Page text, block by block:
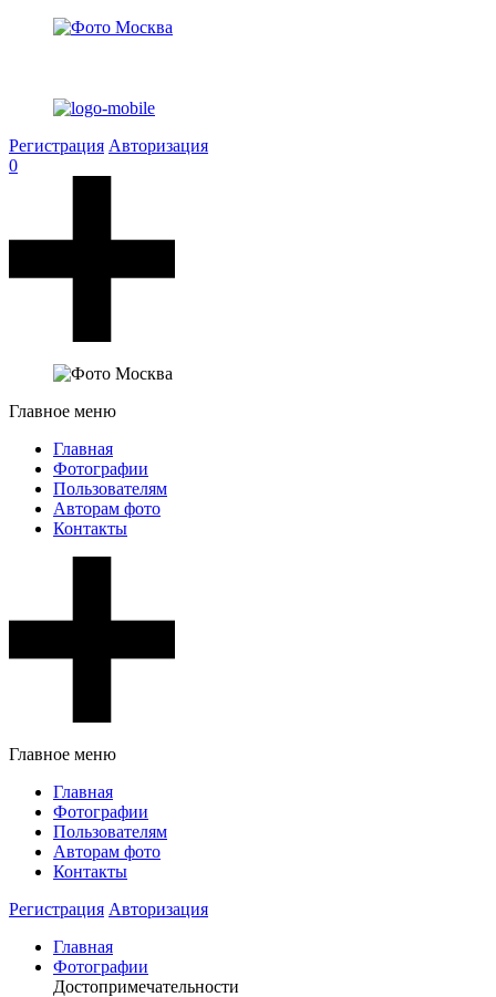
Регистрация Авторизация
0
Главное меню
Главная
Фотографии
Пользователям
Авторам фото
Контакты
Главное меню
Главная
Фотографии
Пользователям
Авторам фото
Контакты
Регистрация Авторизация
Главная
Фотографии
Достопримечательности